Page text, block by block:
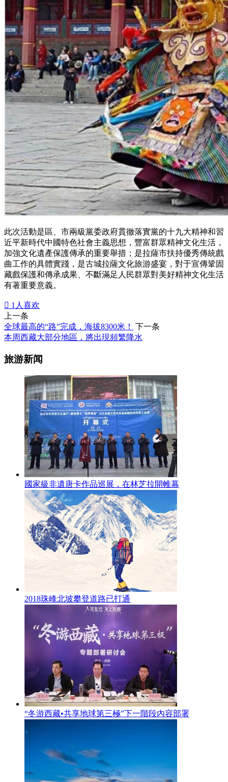
此次活動是區、市兩級黨委政府貫徹落實黨的十九大精神和習
近平新時代中國特色社會主義思想，豐富群眾精神文化生活，
加強文化遺產保護傳承的重要舉措；是拉薩市扶持優秀傳統戲
曲工作的具體實踐，是古城拉薩文化旅游盛宴，對于宣傳鞏固
藏戲保護和傳承成果、不斷滿足人民群眾對美好精神文化生活
有著重要意義。
 1 人喜欢
上一条
全球最高的“路”完成，海拔8300米！
下一条
本周西藏大部分地區，將出現頻繁降水
旅游新闻
國家級非遺唐卡作品巡展，在林芝拉開帷幕
2018珠峰北坡攀登道路已打通
“冬游西藏•共享地球第三極”下一階段內容部署